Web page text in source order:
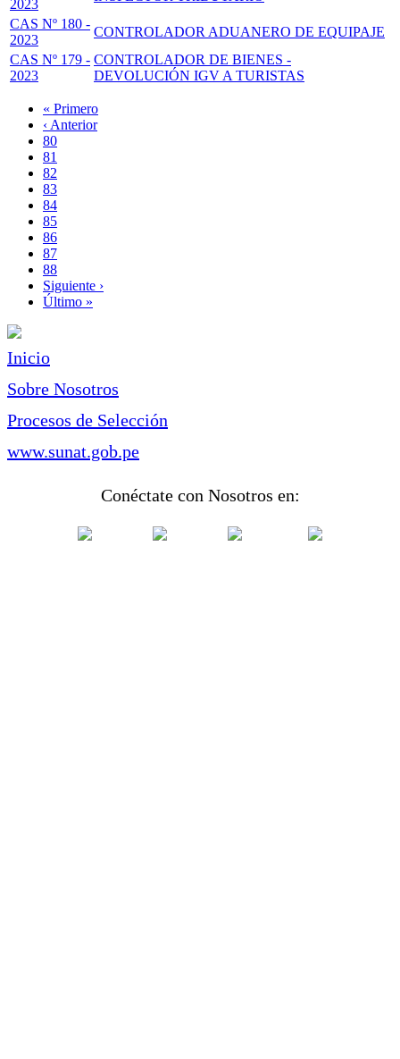
2023
CAS Nº 180 -
2023
CONTROLADOR ADUANERO DE EQUIPAJE
CAS Nº 179 -
2023
CONTROLADOR DE BIENES -
DEVOLUCIÓN IGV A TURISTAS
Paginación
Primera
página
« Primero
Página
anterior
‹ Anterior
Page
80
Page
81
Page
82
Page
83
Página
actual
84
Page
85
Page
86
Page
87
Page
88
Siguiente
página
Siguiente ›
Última
Último »
Inicio
Sobre Nosotros
Procesos de Selección
www.sunat.gob.pe
Conéctate con Nosotros en: